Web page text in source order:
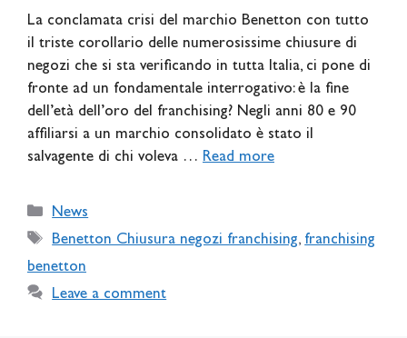
La conclamata crisi del marchio Benetton con tutto
il triste corollario delle numerosissime chiusure di
negozi che si sta verificando in tutta Italia, ci pone di
fronte ad un fondamentale interrogativo: è la fine
dell’età dell’oro del franchising? Negli anni 80 e 90
affiliarsi a un marchio consolidato è stato il
salvagente di chi voleva … Read more
Categories
News
Tags
Benetton Chiusura negozi franchising, franchising
benetton
Leave a comment